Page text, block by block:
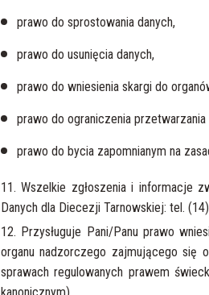
prawo do sprostowania danych,
prawo do usunięcia danych,
prawo do wniesienia skargi do
prawo do ograniczenia
prawo do bycia zapomnianym na
11. Wszelkie zgłoszenia i informacje
Danych dla Diecezji Tarnowskiej: tel.
12. Przysługuje Pani/Panu prawo
organu nadzorczego zajmującego się
sprawach regulowanych prawem